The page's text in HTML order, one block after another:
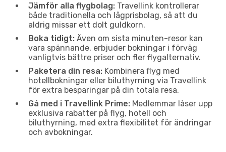
Jämför alla flygbolag: Travellink kontrollerar
både traditionella och lågprisbolag, så att du
aldrig missar ett dolt guldkorn.
Boka tidigt: Även om sista minuten-resor kan
vara spännande, erbjuder bokningar i förväg
vanligtvis bättre priser och fler flygalternativ.
Paketera din resa: Kombinera flyg med
hotellbokningar eller biluthyrning via Travellink
för extra besparingar på din totala resa.
Gå med i Travellink Prime: Medlemmar låser upp
exklusiva rabatter på flyg, hotell och
biluthyrning, med extra flexibilitet för ändringar
och avbokningar.